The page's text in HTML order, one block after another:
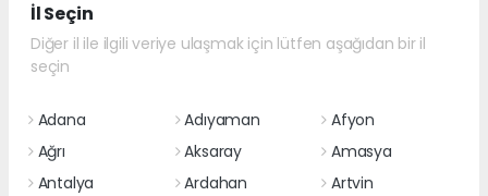
İl Seçin
Diğer il ile ilgili veriye ulaşmak için lütfen aşağıdan bir il
seçin
Adana Adıyaman
Afyon
Ağrı
Aksaray
Amasya
Antalya
Ardahan
Artvin